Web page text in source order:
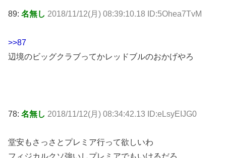
89: 名無し 2018/11/12(月) 08:39:10.18 ID:5Ohea7TvM
>>87
辺境のビッグクラブってかレッドブルのおかげやろ
78: 名無し 2018/11/12(月) 08:34:42.13 ID:eLsyEIJG0
堂安もさっさとプレミア行って欲しいわ